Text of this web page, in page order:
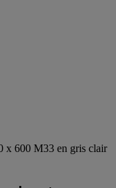
x 600 M33 en gris clair